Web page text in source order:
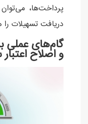
پرداخت‌ها، می‌توان
دریافت تسهیلات را
گام‌های عملی
و اصلاح